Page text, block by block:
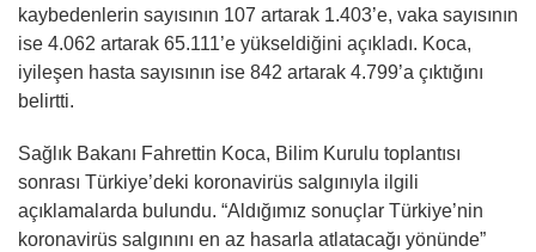
kaybedenlerin sayısının 107 artarak 1.403’e, vaka sayısının
ise 4.062 artarak 65.111’e yükseldiğini açıkladı. Koca,
iyileşen hasta sayısının ise 842 artarak 4.799’a çıktığını
belirtti.
Sağlık Bakanı Fahrettin Koca, Bilim Kurulu toplantısı
sonrası Türkiye’deki koronavirüs salgınıyla ilgili
açıklamalarda bulundu. “Aldığımız sonuçlar Türkiye’nin
koronavirüs salgınını en az hasarla atlatacağı yönünde”